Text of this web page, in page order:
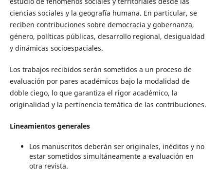
ciencias sociales y la geografía humana. En particular, se
reciben contribuciones sobre democracia y gobernanza,
género, políticas públicas, desarrollo regional, desigualdad
y dinámicas socioespaciales.
Los trabajos recibidos serán sometidos a un proceso de
evaluación por pares académicos bajo la modalidad de
doble ciego, lo que garantiza el rigor académico, la
originalidad y la pertinencia temática de las contribuciones.
Lineamientos generales
Los manuscritos deberán ser originales, inéditos y no
estar sometidos simultáneamente a evaluación en
otra revista.